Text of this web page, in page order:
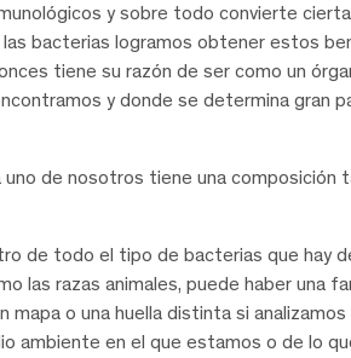
y sobre todo convierte
bacterias logramos obtener estos
tiene su razón de ser como un
y donde se determina gran
uno de nosotros tiene una composición
de todo el tipo de bacterias que hay
las razas animales, puede haber una
o una huella distinta si analizamos
ambiente en el que estamos o de lo